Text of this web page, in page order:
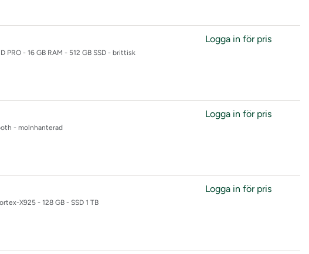
Notebook Next Gen
- 16 GB RAM - 512 GB SSD - brittisk
Logga in för pris
- molnhanterad
Logga in för pris
X925 - 128 GB - SSD 1 TB
Logga in för pris